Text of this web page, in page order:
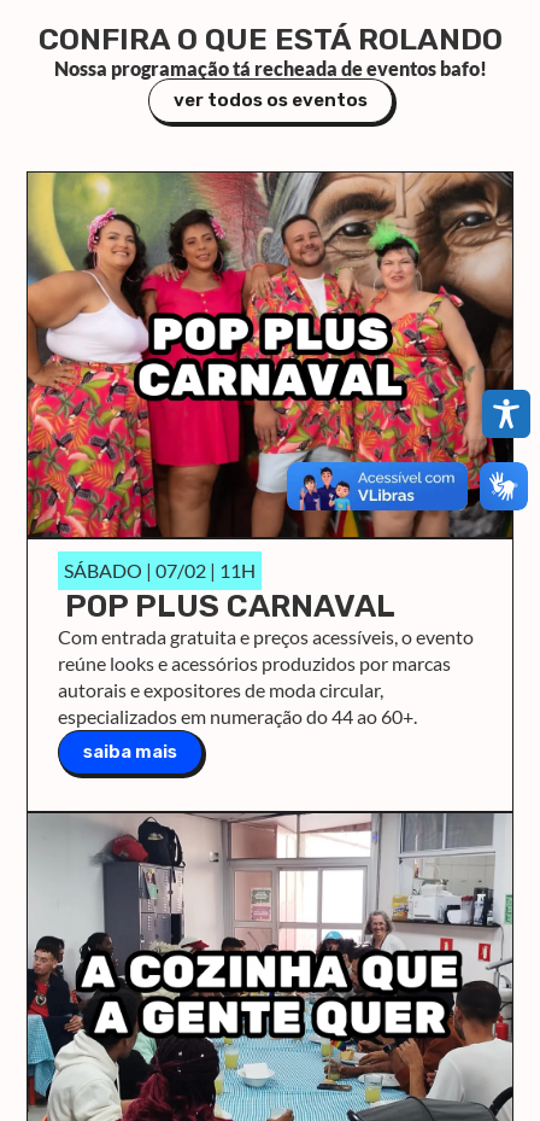
CONFIRA O QUE ESTÁ ROLANDO
Nossa programação tá recheada de eventos bafo!
ver todos os eventos
SÁBADO | 07/02 | 11H
POP PLUS CARNAVAL
Com entrada gratuita e preços acessíveis, o evento
reúne looks e acessórios produzidos por marcas
autorais e expositores de moda circular,
especializados em numeração do 44 ao 60+.
saiba mais